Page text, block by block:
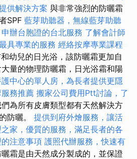
供解決方案 與非常強烈的防曬霜
SPF 藍芽助聽器，無線藍芽助聽
申辦台胞證的台北服務 了解會計師
具專業的服務 經絡按摩專業課程
幼兒的日光浴，該防曬霜更加自
量的物理防曬霜，日光浴霜和陽
中心的單人房，為長者提供更隱
務推薦 搬家公司費用Ptt討論，了
為所有皮膚類型都有天然解決方
防曬。 提供到府外燴服務，讓活
家，優質的服務，滿足長者的各
注意事項 護照代辦服務，快速有
霜是由天然成分製成的，並保證